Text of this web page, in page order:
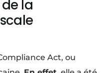
de la
Act, ou